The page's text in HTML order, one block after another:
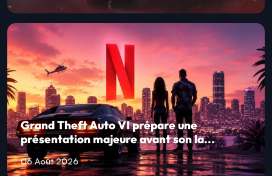
Grand Theft Auto VI prépare une
présentation majeure avant son la...
06 Août 2026